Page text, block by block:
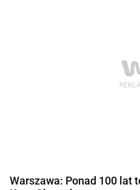
Warszawa: Ponad 100 lat